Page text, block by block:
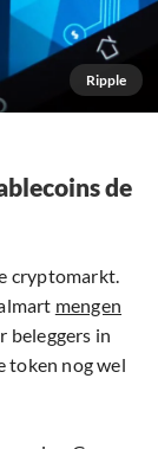
Ripple
de
cryptomarkt.
mengen
beleggers in
token nog wel